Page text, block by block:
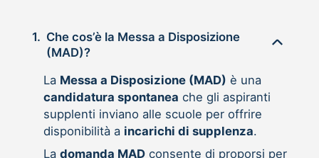
1. Che cos’è la Messa a Disposizione
(MAD)?
La Messa a Disposizione (MAD) è una
candidatura spontanea che gli aspiranti
supplenti inviano alle scuole per offrire
disponibilità a incarichi di supplenza.
La domanda MADconsente di proporsi per